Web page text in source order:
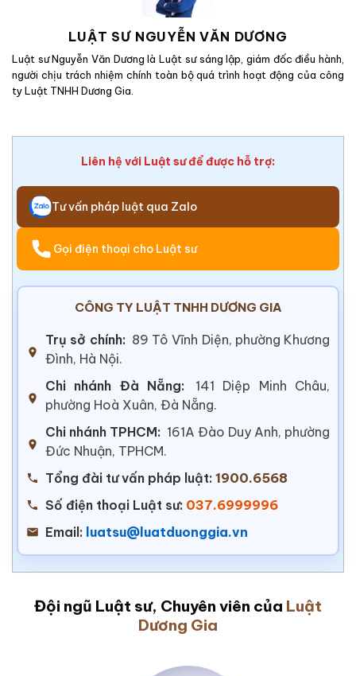
LUẬT SƯ NGUYỄN VĂN DƯƠNG
Luật sư Nguyễn Văn Dương là Luật sư sáng lập, giám đốc điều hành,
người chịu trách nhiệm chính toàn bộ quá trình hoạt động của công
ty Luật TNHH Dương Gia.
Liên hệ với Luật sư để được hỗ trợ:
Tư vấn pháp luật qua Zalo
Gọi điện thoại cho Luật sư
CÔNG TY LUẬT TNHH DƯƠNG GIA
Trụ sở chính: 89 Tô Vĩnh Diện, phường Khương
Đình, Hà Nội.
Chi nhánh Đà Nẵng:
141 Diệp Minh Châu,
phường Hoà Xuân, Đà Nẵng.
Chi nhánh TPHCM: 161A Đào Duy Anh, phường
Đức Nhuận, TPHCM.
Tổng đài tư vấn pháp luật: 1900.6568
Số điện thoại Luật sư: 037.6999996
Email: luatsu@luatduonggia.vn
Đội ngũ Luật sư, Chuyên viên của Luật
Dương Gia